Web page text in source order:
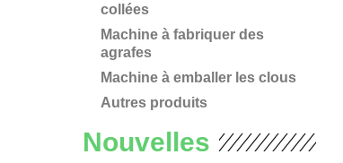
collées
Machine à fabriquer des
agrafes
Machine à emballer les clous
Autres produits
Nouvelles